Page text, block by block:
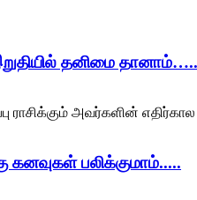
தனிமை
ராசிக்கும் அவர்களின்
பலிக்குமாம்.....